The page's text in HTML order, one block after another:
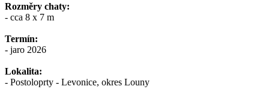
Rozměry chaty:
- cca 8 x 7 m
Termín:
- jaro 2026
Lokalita:
- Postoloprty - Levonice, okres Louny